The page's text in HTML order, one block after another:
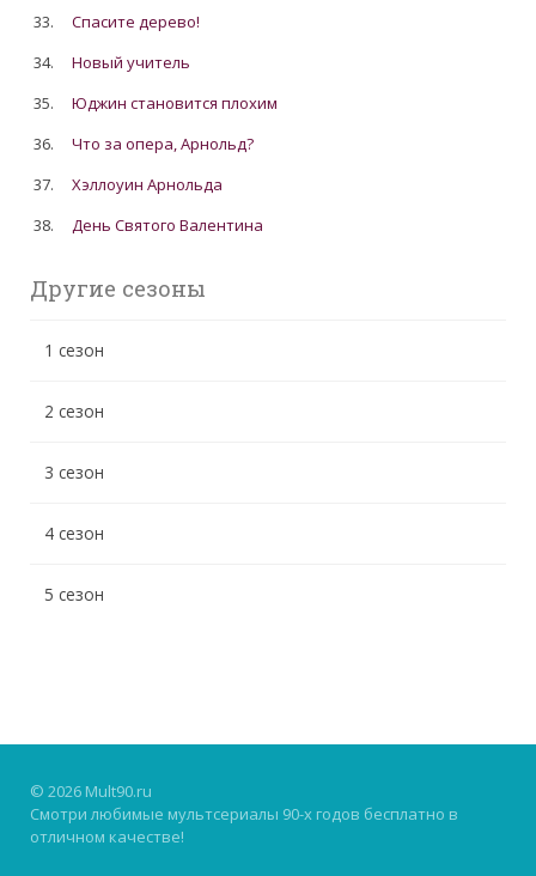
33.
Спасите дерево!
34.
Новый учитель
35.
Юджин становится плохим
36.
Что за опера, Арнольд?
37.
Хэллоуин Арнольда
38.
День Святого Валентина
Другие сезоны
1 сезон
2 сезон
3 сезон
4 сезон
5 сезон
© 2026 Mult90.ru
Смотри любимые мультсериалы 90-х годов бесплатно в
отличном качестве!